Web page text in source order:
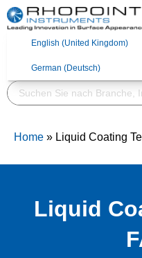
English (United
Kingdom)
German (Deutsch)
English (United Kingdom)
German (Deutsch)
Home » Liquid Coating
Liquid